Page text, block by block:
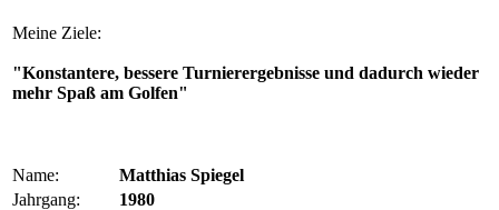
Meine Ziele:
"Konstantere, bessere Turnierergebnisse und dadurch wieder
mehr Spaß am Golfen"
Name:
Matthias Spiegel
Jahrgang:
1980